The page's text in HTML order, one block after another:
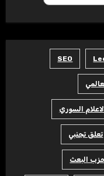
SEO
السوري
تعلق تجنبي
البعث